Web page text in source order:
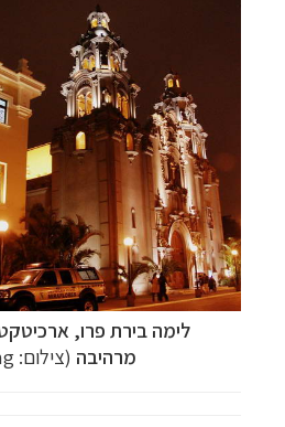
לימה בירת פרו,
מרהיבה (צילום: LWYang)